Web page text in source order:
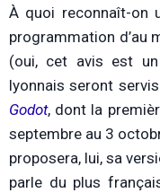
À quoi reconnaît-on
programmation d’au
(oui, cet avis est
lyonnais seront
Godot, dont la
septembre au 3
proposera, lui, sa
parle du plus